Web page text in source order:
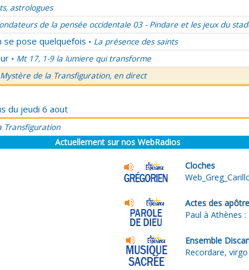
astrologues
de la pensée occidentale 03 - Pindare et les jeux du
se pose quelquefois • La présence des saints
• Mt 17, 1-9 la lumiere qui transforme
Mystère de la Transfiguration, en direct
du jeudi 6 aout
Transfiguration
Actuellement sur nos WebRadios
Cloches
Actes des
Paul à Athènes
Ensemble
Recordare,